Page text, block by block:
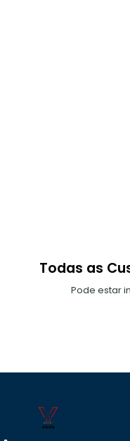
Todas as
Pode estar